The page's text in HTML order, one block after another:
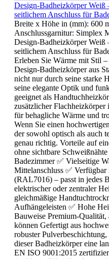
Design-Badheizkörper Weiß
seitlichem Anschluss für
Breite x Höhe in (mm): 600
Anschlussgarnitur: Simplex
Design-Badheizkörper Weiß
seitlichem Anschluss für
Erleben Sie Wärme mit Stil
Design-Badheizkörper aus
nicht nur durch seine starke
seine elegante Optik und
geeignet als
zusätzlicher
für behagliche Wärme und
Wenn Sie einen
der sowohl optisch als auch
genau richtig. Vorteile auf
ohne sichtbare
Badezimmer ✅ Vielseitige
Mittelanschluss ✅
(RAL7016) – passt in jedes
elektrischer oder zentraler
gleichmäßige
Aufhängeleisten ✅ Hohe
Bauweise Premium-Qualität,
können Gefertigt aus
robuster Pulverbeschichtung,
dieser Badheizkörper eine
EN ISO 9001:2015